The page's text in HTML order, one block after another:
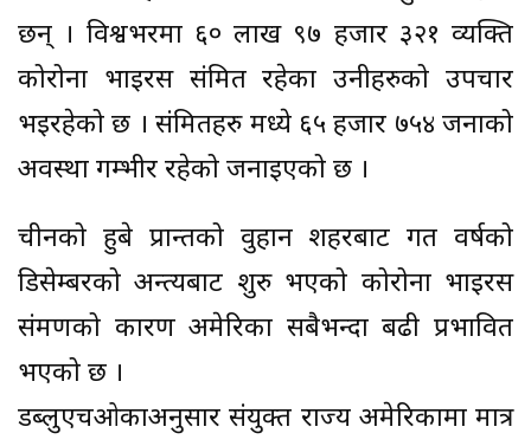
छन् । विश्वभरमा ६० लाख ९७ हजार ३२१ व्यक्ति
कोरोना भाइरस संक्रमित रहेका उनीहरुको उपचार
भइरहेको छ । संक्रमितहरु मध्ये ६५ हजार ७५४ जनाको
अवस्था गम्भीर रहेको जनाइएको छ ।
चीनको हुबे प्रान्तको वुहान शहरबाट गत वर्षको
डिसेम्बरको अन्त्यबाट शुरु भएको कोरोना भाइरस
संक्रमणको कारण अमेरिका सबैभन्दा बढी प्रभावित
भएको छ ।
डब्लुएचओकाअनुसार संयुक्त राज्य अमेरिकामा मात्र